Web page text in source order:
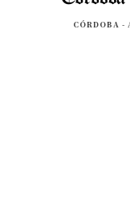
CÓRDOBA -